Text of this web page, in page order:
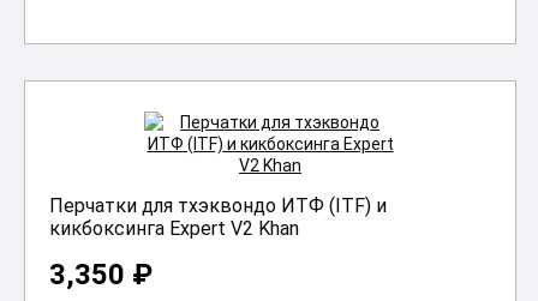
Перчатки для тхэквондо ИТФ (ITF) и
кикбоксинга Expert V2 Khan
3,350 ₽